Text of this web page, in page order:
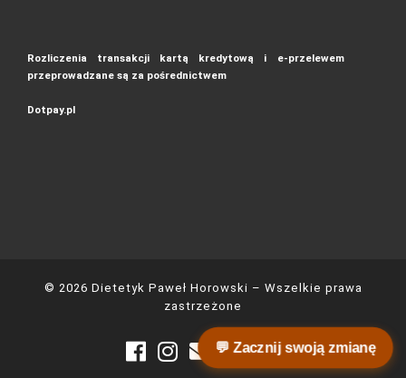
💬 Zacznij swoją zmianę
Rozliczenia transakcji kartą kredytową i e-przelewem
przeprowadzane są za pośrednictwem
Dotpay.pl
© 2026 Dietetyk Paweł Horowski – Wszelkie prawa
zastrzeżone